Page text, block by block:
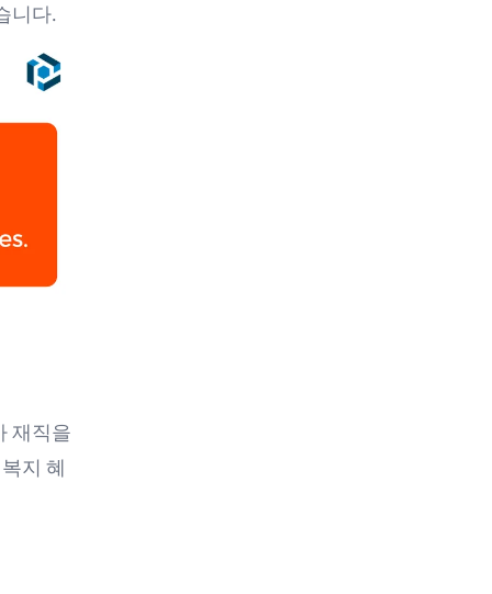
니다.
재직을
지 혜